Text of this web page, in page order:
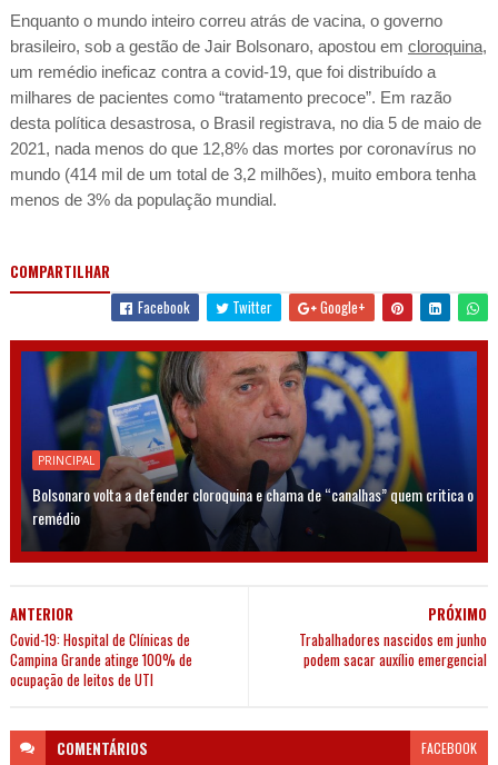
Enquanto o mundo inteiro correu atrás de vacina, o governo
brasileiro, sob a gestão de Jair Bolsonaro, apostou em cloroquina,
um remédio ineficaz contra a covid-19, que foi distribuído a
milhares de pacientes como “tratamento precoce”. Em razão
desta política desastrosa, o Brasil registrava, no dia 5 de maio de
2021, nada menos do que 12,8% das mortes por coronavírus no
mundo (414 mil de um total de 3,2 milhões), muito embora tenha
menos de 3% da população mundial.
COMPARTILHAR
Facebook
Twitter Google+
PRINCIPAL
Bolsonaro volta a defender cloroquina e chama de “canalhas” quem critica o
remédio
PRÓXIMO
Trabalhadores nascidos em junho
podem sacar auxílio emergencial
ANTERIOR
Covid-19: Hospital de Clínicas de
Campina Grande atinge 100% de
ocupação de leitos de UTI
COMENTÁRIOS FACEBOOK